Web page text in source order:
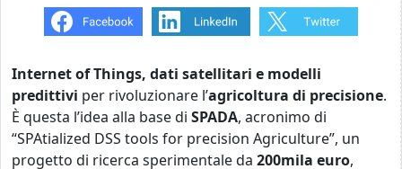
Internet of Things, dati satellitari e modelli
predittivi per rivoluzionare l’agricoltura di precisione.
È questa l’idea alla base di SPADA, acronimo di
“SPAtialized DSS tools for precision Agriculture”, un
progetto di ricerca sperimentale da 200mila euro,